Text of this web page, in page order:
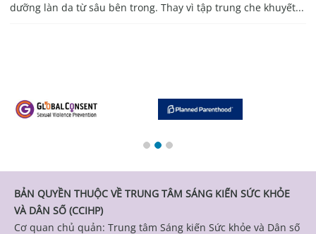
dưỡng làn da từ sâu bên trong. Thay vì tập trung che khuyết...
BẢN QUYỀN THUỘC VỀ TRUNG TÂM SÁNG KIẾN SỨC KHỎE
VÀ DÂN SỐ (CCIHP)
Cơ quan chủ quản: Trung tâm Sáng kiến Sức khỏe và Dân số